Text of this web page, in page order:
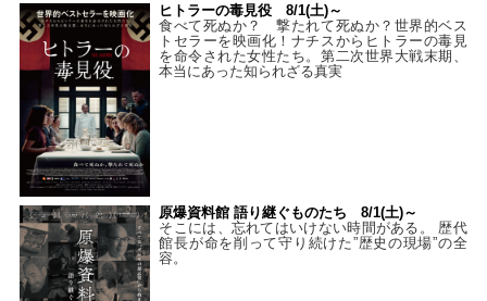
ヒトラーの毒見役 8/1(土)～
食べて死ぬか？ 撃たれて死ぬか？世界的ベス
トセラーを映画化！ナチスからヒトラーの毒見
を命令された女性たち。第二次世界大戦末期、
本当にあった知られざる真実
原爆資料館 語り継ぐものたち 8/1(土)～
そこには、忘れてはいけない時間がある。 歴代
館長が命を削って守り続けた”歴史の現場”の全
容。